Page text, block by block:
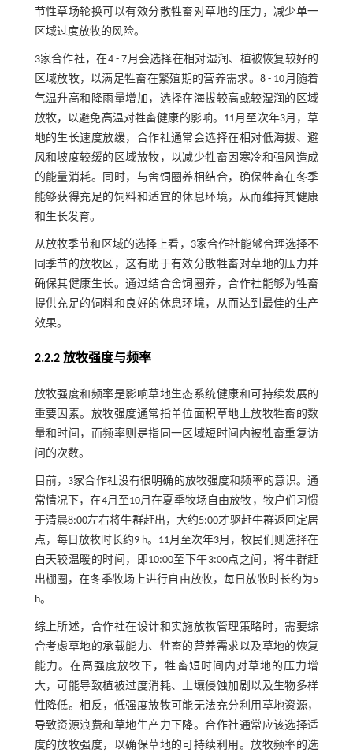
节性草场轮换可以有效分散牲畜对草地的压力，减少单一
区域过度放牧的风险。
3家合作社，在4 - 7月会选择在相对湿润、植被恢复较好的
区域放牧，以满足牲畜在繁殖期的营养需求。8 - 10月随着
气温升高和降雨量增加，选择在海拔较高或较湿润的区域
放牧，以避免高温对牲畜健康的影响。11月至次年3月，草
地的生长速度放缓，合作社通常会选择在相对低海拔、避
风和坡度较缓的区域放牧，以减少牲畜因寒冷和强风造成
的能量消耗。同时，与舍饲圈养相结合，确保牲畜在冬季
能够获得充足的饲料和适宜的休息环境，从而维持其健康
和生长发育。
从放牧季节和区域的选择上看，3家合作社能够合理选择不
同季节的放牧区，这有助于有效分散牲畜对草地的压力并
确保其健康生长。通过结合舍饲圈养，合作社能够为牲畜
提供充足的饲料和良好的休息环境，从而达到最佳的生产
效果。
2.2.2 放牧强度与频率
放牧强度和频率是影响草地生态系统健康和可持续发展的
重要因素。放牧强度通常指单位面积草地上放牧牲畜的数
量和时间，而频率则是指同一区域短时间内被牲畜重复访
问的次数。
目前，3家合作社没有很明确的放牧强度和频率的意识。通
常情况下，在4月至10月在夏季牧场自由放牧，牧户们习惯
于清晨8:00左右将牛群赶出，大约5:00才驱赶牛群返回定居
点，每日放牧时长约9 h。11月至次年3月，牧民们则选择在
白天较温暖的时间，即10:00至下午3:00点之间，将牛群赶
出棚圈，在冬季牧场上进行自由放牧，每日放牧时长约为5
h。
综上所述，合作社在设计和实施放牧管理策略时，需要综
合考虑草地的承载能力、牲畜的营养需求以及草地的恢复
能力。在高强度放牧下，牲畜短时间内对草地的压力增
大，可能导致植被过度消耗、土壤侵蚀加剧以及生物多样
性降低。相反，低强度放牧可能无法充分利用草地资源，
导致资源浪费和草地生产力下降。合作社通常应该选择适
度的放牧强度，以确保草地的可持续利用。放牧频率的选